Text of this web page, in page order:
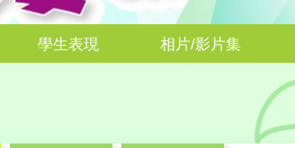
學生表現 相片/影片集